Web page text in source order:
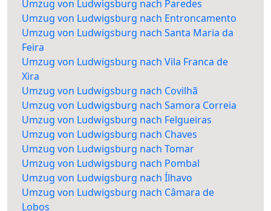
Umzug von Ludwigsburg nach Paredes
Umzug von Ludwigsburg nach Entroncamento
Umzug von Ludwigsburg nach Santa Maria da
Feira
Umzug von Ludwigsburg nach Vila Franca de
Xira
Umzug von Ludwigsburg nach Covilhã
Umzug von Ludwigsburg nach Samora Correia
Umzug von Ludwigsburg nach Felgueiras
Umzug von Ludwigsburg nach Chaves
Umzug von Ludwigsburg nach Tomar
Umzug von Ludwigsburg nach Pombal
Umzug von Ludwigsburg nach Ílhavo
Umzug von Ludwigsburg nach Câmara de
Lobos